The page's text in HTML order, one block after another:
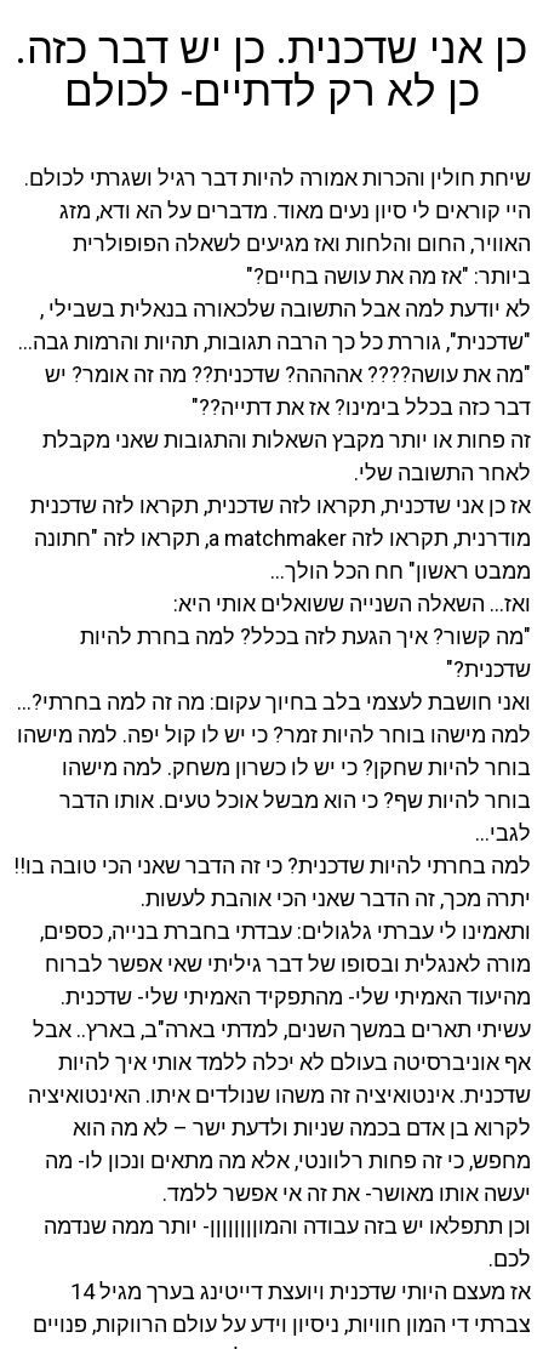
כן אני שדכנית. כן יש דבר כזה.
כן לא רק לדתיים- לכולם
שיחת חולין והכרות אמורה להיות דבר רגיל ושגרתי לכולם.
היי קוראים לי סיון נעים מאוד. מדברים על הא ודא, מזג
האוויר, החום והלחות ואז מגיעים לשאלה הפופולרית
ביותר: "אז מה את עושה בחיים?"
לא יודעת למה אבל התשובה שלכאורה בנאלית בשבילי ,
"שדכנית", גוררת כל כך הרבה תגובות, תהיות והרמות גבה…
"מה את עושה???? אהההה? שדכנית?? מה זה אומר? יש
דבר כזה בכלל בימינו? אז את דתייה??"
זה פחות או יותר מקבץ השאלות והתגובות שאני מקבלת
לאחר התשובה שלי.
אז כן אני שדכנית, תקראו לזה שדכנית, תקראו לזה שדכנית
מודרנית, תקראו לזה a matchmaker, תקראו לזה "חתונה
ממבט ראשון" חח הכל הולך…
ואז… השאלה השנייה ששואלים אותי היא:
"מה קשור? איך הגעת לזה בכלל? למה בחרת להיות
שדכנית?"
ואני חושבת לעצמי בלב בחיוך עקום: מה זה למה בחרתי?…
למה מישהו בוחר להיות זמר? כי יש לו קול יפה. למה מישהו
בוחר להיות שחקן? כי יש לו כשרון משחק. למה מישהו
בוחר להיות שף? כי הוא מבשל אוכל טעים. אותו הדבר
לגבי…
למה בחרתי להיות שדכנית? כי זה הדבר שאני הכי טובה בו!!
יתרה מכך, זה הדבר שאני הכי אוהבת לעשות.
ותאמינו לי עברתי גלגולים: עבדתי בחברת בנייה, כספים,
מורה לאנגלית ובסופו של דבר גיליתי שאי אפשר לברוח
מהיעוד האמיתי שלי- מהתפקיד האמיתי שלי- שדכנית.
עשיתי תארים במשך השנים, למדתי בארה"ב, בארץ.. אבל
אף אוניברסיטה בעולם לא יכלה ללמד אותי איך להיות
שדכנית. אינטואיציה זה משהו שנולדים איתו. האינטואיציה
לקרוא בן אדם בכמה שניות ולדעת ישר – לא מה הוא
מחפש, כי זה פחות רלוונטי, אלא מה מתאים ונכון לו- מה
יעשה אותו מאושר- את זה אי אפשר ללמד.
וכן תתפלאו יש בזה עבודה והמוןןןןןןןן- יותר ממה שנדמה
לכם.
אז מעצם היותי שדכנית ויועצת דייטינג בערך מגיל 14
צברתי די המון חוויות, ניסיון וידע על עולם הרווקות, פנויים